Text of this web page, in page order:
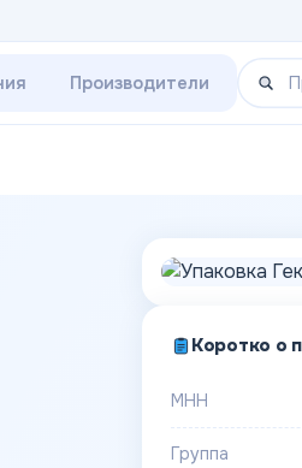
Производители
Коротко о
МНН
Группа